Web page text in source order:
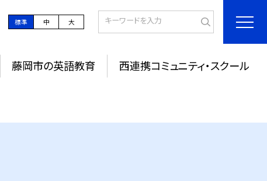
標準 中 大
藤岡市の英語教育 西連携コミュニティ・スクール